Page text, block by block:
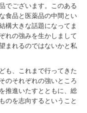
でございます。このある
食品と医薬品の中間とい
構大きな話題になってま
れの強みを生かしまして
まれるのではないかと私
も、これまで行ってきた
のそれぞれの強いところ
推進いたすとともに、総
のを志向するということ